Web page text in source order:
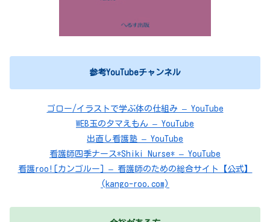
参考YouTubeチャンネル
ゴロー/イラストで学ぶ体の仕組み – YouTube
WEB玉のタマえもん – YouTube
出直し看護塾 – YouTube
看護師四季ナース*Shiki Nurse* – YouTube
看護roo![カンゴルー] – 看護師のための総合サイト【公式】
(kango-roo.com)